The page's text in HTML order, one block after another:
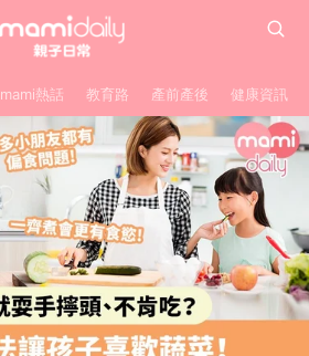
mami熱話 教育路 產前產後 健康資訊